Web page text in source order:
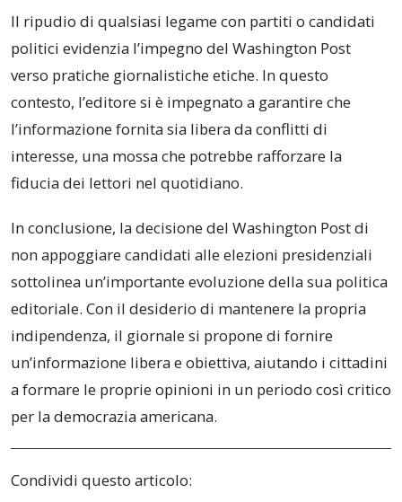
Il ripudio di qualsiasi legame con partiti o candidati
politici evidenzia l’impegno del Washington Post
verso pratiche giornalistiche etiche. In questo
contesto, l’editore si è impegnato a garantire che
l’informazione fornita sia libera da conflitti di
interesse, una mossa che potrebbe rafforzare la
fiducia dei lettori nel quotidiano.
In conclusione, la decisione del Washington Post di
non appoggiare candidati alle elezioni presidenziali
sottolinea un’importante evoluzione della sua politica
editoriale. Con il desiderio di mantenere la propria
indipendenza, il giornale si propone di fornire
un’informazione libera e obiettiva, aiutando i cittadini
a formare le proprie opinioni in un periodo così critico
per la democrazia americana.
Condividi questo articolo: